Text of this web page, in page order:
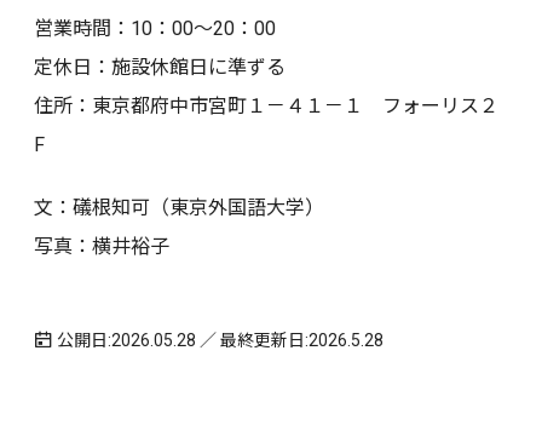
営業時間：10：00～20：00
定休日：施設休館日に準ずる
住所：東京都府中市宮町１－４１－１ フォーリス２
F
文：礒根知可（東京外国語大学）
写真：横井裕子
公開日:2026.05.28 ／ 最終更新日:2026.5.28